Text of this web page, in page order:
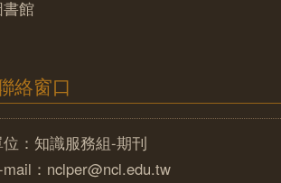
館
絡窗口
：知識服務組-期刊
：nclper@ncl.edu.tw